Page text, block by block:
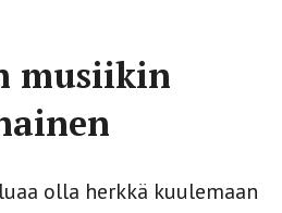
musiikin
olla herkkä kuulemaan